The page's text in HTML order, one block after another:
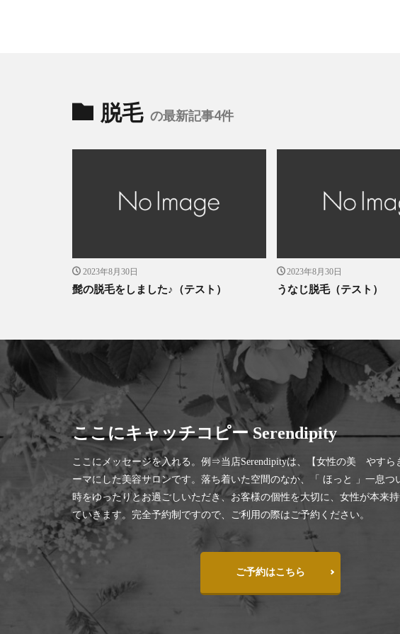
脱毛 の最新記事4件
2023年8月30日
髭の脱毛をしました♪（テスト）
2023年8月30日
うなじ脱毛（テスト）
ここにキャッチコピー Serendipity
ここにメッセージを入れる。例⇒当店Serendipityは、【女性の美 やすら
ーマにした美容サロンです。落ち着いた空間のなか、「 ほっと 」一息つ
時をゆったりとお過ごしいただき、お客様の個性を大切に、女性が本来
ていきます。完全予約制ですので、ご利用の際はご予約ください。
ご予約はこちら